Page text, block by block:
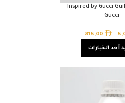
Inspired by Gucci
Gucci
–
815,00
أحد الخيارات